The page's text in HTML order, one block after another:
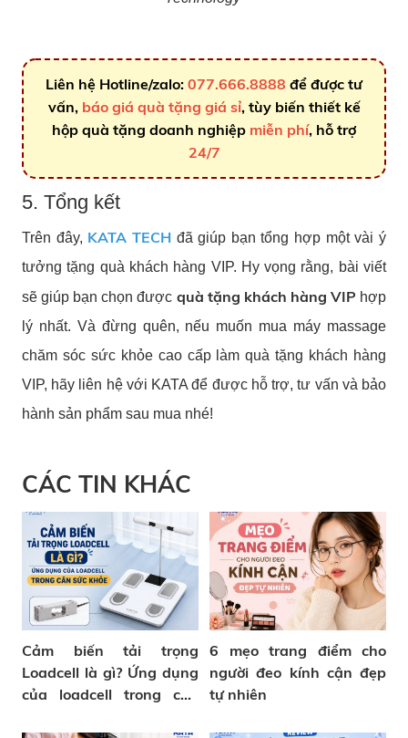
Liên hệ Hotline/zalo: 077.666.8888 để được tư
vấn, báo giá quà tặng giá sỉ, tùy biến thiết kế
hộp quà tặng doanh nghiệp miễn phí, hỗ trợ
24/7
5. Tổng kết
Trên đây, KATA TECH đã giúp bạn tổng hợp một vài ý
tưởng tặng quà khách hàng VIP. Hy vọng rằng, bài viết
sẽ giúp bạn chọn được quà tặng khách hàng VIP hợp
lý nhất. Và đừng quên, nếu muốn mua máy massage
chăm sóc sức khỏe cao cấp làm quà tặng khách hàng
VIP, hãy liên hệ với KATA để được hỗ trợ, tư vấn và bảo
hành sản phẩm sau mua nhé!
CÁC TIN KHÁC
Cảm biến tải trọng
Loadcell là gì? Ứng dụng
của loadcell trong cân
6 mẹo trang điểm cho
người đeo kính cận đẹp
tự nhiên